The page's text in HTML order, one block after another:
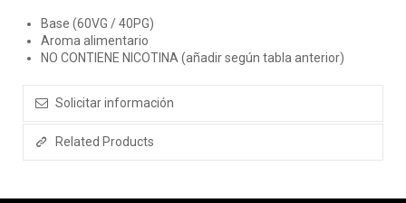
Base (60VG / 40PG)
Aroma alimentario
NO CONTIENE NICOTINA (añadir según tabla anterior)
Solicitar información
Related Products